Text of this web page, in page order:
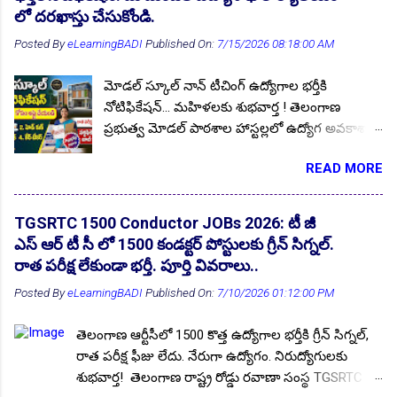
వెబ్సైట్ ను సందర్శించండి. ఈ నోటిఫికేషన్ యొక్క
పూర్తి ముఖ్య సమాచారం మీ కోసం ఇక్కడ. Follow US
for More ✨Latest Update's Follow Channel
వివరాలు : బ్యాంక్ ఆఫ్ బరోడా బ్యాంక్ ఆఫ్ ఇండియా
బ్యాంక్ ఆఫ్ మహారాష్ట్ర కెనరా బ్యాంక్ సెంట్రల్ బ్యాంక్
ఆఫ్ ఇండియా ఇండియన్ బ్యాంక్ ఇండియన్ ఓవరా స్
పంజాబ్ & సింధు బ్యాంక్ యూనియన్ బ్యాంక్ ఆఫ్
ఇండియా CRP ...
లో దరఖాస్తు చేసుకోండి.
Posted ByeLearningBADI Published On: 7/15/2026 08:18:00 AM
మోడల్ స్కూల్ నాన్ టీచింగ్ ఉద్యోగాల భర్తీకి
నోటిఫికేషన్... మహిళలకు శుభవార్త ! తెలంగాణ
ప్రభుత్వ మోడల్ పాఠశాల హాస్టల్లలో ఉద్యోగ అవకాశాల
మహబూబాబాద్ జిల్లాలోని వివిధ మోడల్ పాఠశాల
హాస్టల్లలో నాన్ టీచింగ్ ఉద్యోగాల భర్తీకి స్థానిక జిల్లా
నిరుద్యోగ యువత నుండి దరఖాస్తులు ఆహ్వానిస్తూ
జిల్లా విద్యాశాఖ అధికారి సత్యనారాయణ గారు ప్రకటన
విడుదల చేశారు. ఆసక్తి కలిగిన అభ్యర్థులు బయోడేటా
ఫామ్ తో సంబంధిత అర్హత ధ్రువపత్రాల కాపీలను జత
చేసి 15.07.2026 సాయంత్రం 04:00 గంటల లోపు
వివరాలు మీకోసం ఇక్కడ. Follow US for More
✨Latest Update's Follow Channel Click here
Follow Channel Click here దరఖాస్తులు
READ MORE
TGSRTC 1500 Conductor JOBs 2026: టీ జీ
ఎస్ ఆర్ టీ సీ లో 1500 కండక్టర్ పోస్టులకు గ్రీన్ సిగ్నల్.
రాత పరీక్ష లేకుండా భర్తీ. పూర్తి వివరాలు..
Posted ByeLearningBADI Published On: 7/10/2026 01:12:00 PM
తెలంగాణ ఆర్టీసీలో 1500 కొత్త ఉద్యోగాల భర్తీకి గ్రీన్ సిగ్నల్,
రాత పరీక్ష ఫీజు లేదు. నేరుగా ఉద్యోగం. నిరుద్యోగులకు
శుభవార్త! తెలంగాణ రాష్ట్ర రోడ్డు రవాణా సంస్థ TGSRTC